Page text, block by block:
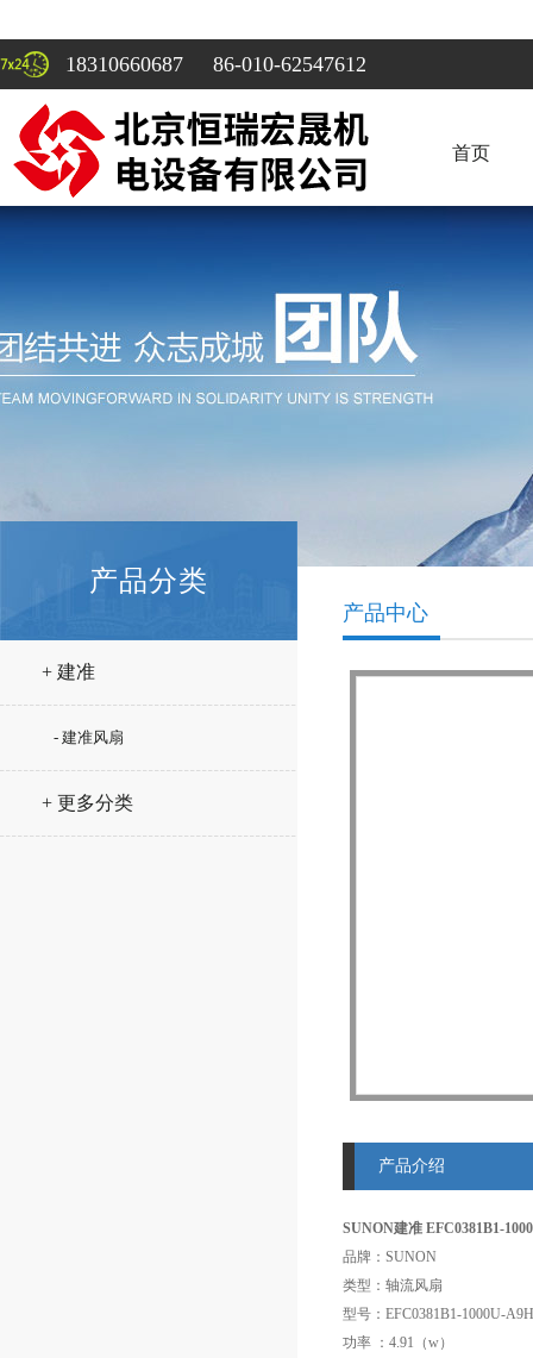
18310660687 86-010-62547612
首页
产品分类
+ 建准
- 建准风扇
+ 更多分类
产品中心
产品介绍
SUNON建准 EFC0381B1-
品牌：SUNON
类型：轴流风扇
型号：EFC0381B1-1000U-A9H
功率 ：4.91（w）